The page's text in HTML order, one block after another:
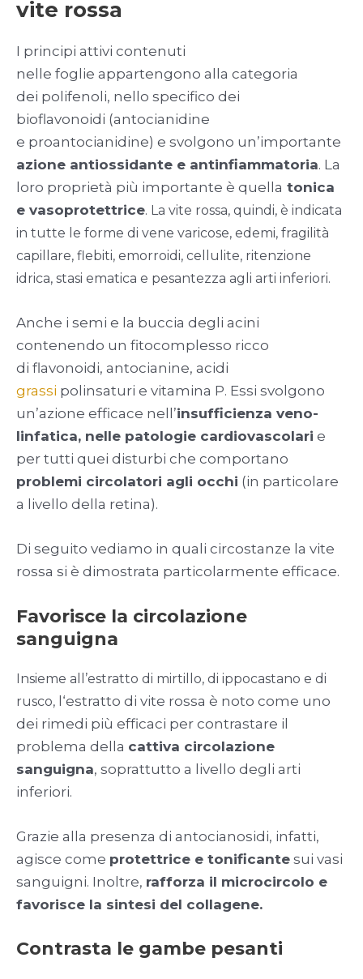
vite rossa
I principi attivi contenuti
nelle foglie appartengono alla categoria
dei polifenoli, nello specifico dei
bioflavonoidi (antocianidine
e proantocianidine) e svolgono un’importante
azione antiossidante e antinfiammatoria. La
loro proprietà più importante è quella tonica
e vasoprotettrice. La vite rossa, quindi, è indicata
in tutte le forme di vene varicose, edemi, fragilità
capillare, flebiti, emorroidi, cellulite, ritenzione
idrica, stasi ematica e pesantezza agli arti inferiori.
Anche i semi e la buccia degli acini
contenendo un fitocomplesso ricco
di flavonoidi, antocianine, acidi
grassi polinsaturi e vitamina P. Essi svolgono
un’azione efficace nell’insufficienza veno-
linfatica, nelle patologie cardiovascolari e
per tutti quei disturbi che comportano
problemi circolatori agli occhi (in particolare
a livello della retina).
Di seguito vediamo in quali circostanze la vite
rossa si è dimostrata particolarmente efficace.
Favorisce la circolazione
sanguigna
Insieme all’estratto di mirtillo, di ippocastano e di
rusco, l ‘estratto di vite rossa è noto come uno
dei rimedi più efficaci per contrastare il
problema della cattiva circolazione
sanguigna, soprattutto a livello degli arti
inferiori.
Grazie alla presenza di antocianosidi, infatti,
agisce come protettrice e tonificante sui vasi
sanguigni. Inoltre, rafforza il microcircolo e
favorisce la sintesi del collagene.
Contrasta le gambe pesanti